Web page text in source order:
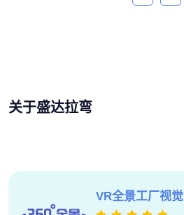
关于盛达拉弯
VR全景工厂视觉